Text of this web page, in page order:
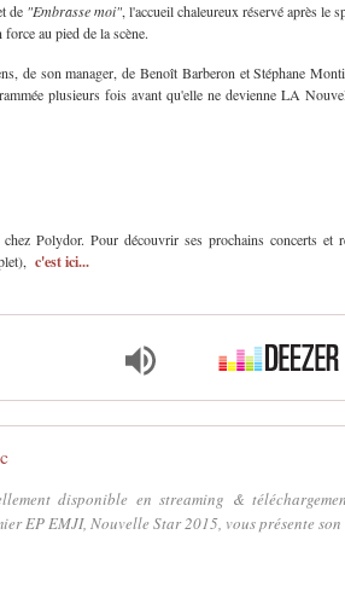
de "Embrasse moi", l'accueil chaleureux réservé après le
au pied de la scène.
de son manager, de Benoît Barberon et Stéphane
plusieurs fois avant qu'elle ne devienne LA
Polydor. Pour découvrir ses prochains concerts et
c'est ici...
disponible en streaming &
EP EMJI, Nouvelle Star 2015, vous présente son